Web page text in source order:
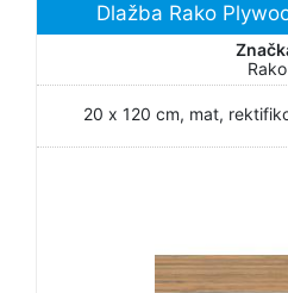
Dlažba Rako
Rako
20 x 120 cm, mat,